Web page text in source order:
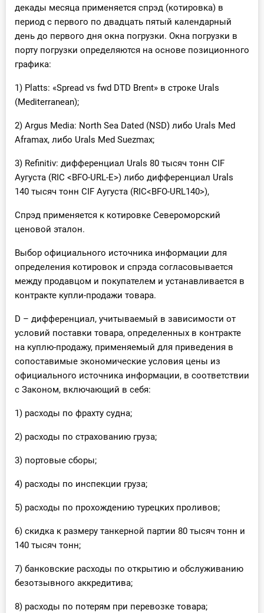
декады месяца применяется спрэд (котировка) в
период с первого по двадцать пятый календарный
день до первого дня окна погрузки. Окна погрузки в
порту погрузки определяются на основе позиционного
графика:
1) Platts: «Spread vs fwd DTD Brent» в строке Urals
(Mediterranean);
2) Argus Media: North Sea Dated (NSD) либо Urals Med
Aframax, либо Urals Med Suezmax;
3) Refinitiv: дифференциал Urals 80 тысяч тонн CIF
Аугуста (RIC <BFO-URL-E>) либо дифференциал Urals
140 тысяч тонн CIF Аугуста (RIC<BFO-URL140>),
Спрэд применяется к котировке Североморский
ценовой эталон.
Выбор официального источника информации для
определения котировок и спрэда согласовывается
между продавцом и покупателем и устанавливается в
контракте купли-продажи товара.
D – дифференциал, учитываемый в зависимости от
условий поставки товара, определенных в контракте
на куплю-продажу, применяемый для приведения в
сопоставимые экономические условия цены из
официального источника информации, в соответствии
с Законом, включающий в себя:
1) расходы по фрахту судна;
2) расходы по страхованию груза;
3) портовые сборы;
4) расходы по инспекции груза;
5) расходы по прохождению турецких проливов;
6) скидка к размеру танкерной партии 80 тысяч тонн и
140 тысяч тонн;
7) банковские расходы по открытию и обслуживанию
безотзывного аккредитива;
8) расходы по потерям при перевозке товара;